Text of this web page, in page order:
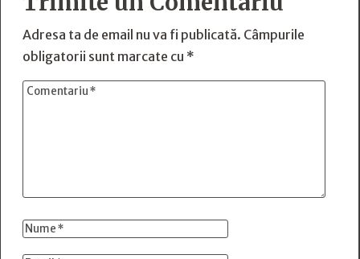
Adresa ta de email nu va fi publicată. Câmpurile
obligatorii sunt marcate cu *